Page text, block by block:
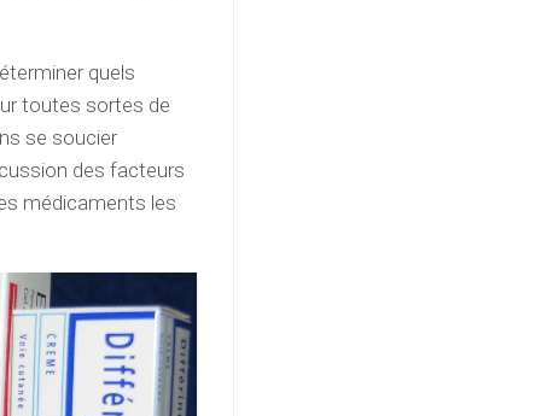
quels
toutes sortes de
se soucier
des facteurs
médicaments les